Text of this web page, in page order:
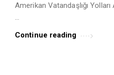
Amerikan Vatandaşlığı
…
Continue reading